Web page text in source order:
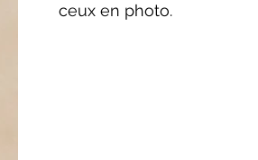
ceux en photo.